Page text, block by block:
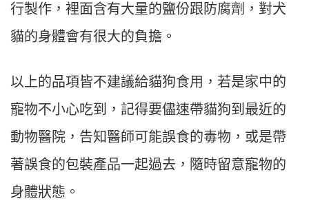
行製作，裡面含有大量的鹽份跟防腐劑，對犬
貓的身體會有很大的負擔。
以上的品項皆不建議給貓狗食用，若是家中的
寵物不小心吃到，記得要儘速帶貓狗到最近的
動物醫院，告知醫師可能誤食的毒物，或是帶
著誤食的包裝產品一起過去，隨時留意寵物的
身體狀態。